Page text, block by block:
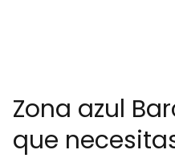
Zona azul
que